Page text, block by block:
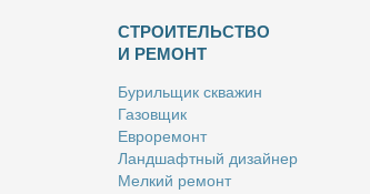
СТРОИТЕЛЬСТВО
И РЕМОНТ
Бу­риль­щик сква­жин
Га­зов­щик
Ев­ро­ре­монт
Ланд­шафт­ный ди­зай­нер
Мел­кий ре­монт